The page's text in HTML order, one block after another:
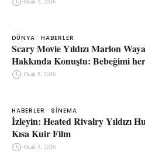
DÜNYA HABERLER
Scary Movie Yıldızı Marlon
Hakkında Konuştu: Bebeğimi
Ocak 5, 2026
HABERLER SINEMA
İzleyin: Heated Rivalry Yıldızı
Kısa Kuir Film
Ocak 5, 2026